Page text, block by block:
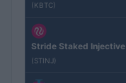
(KBTC)
Stride Staked Injective
(STINJ)